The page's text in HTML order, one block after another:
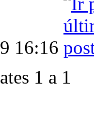
16:16
1 a 1